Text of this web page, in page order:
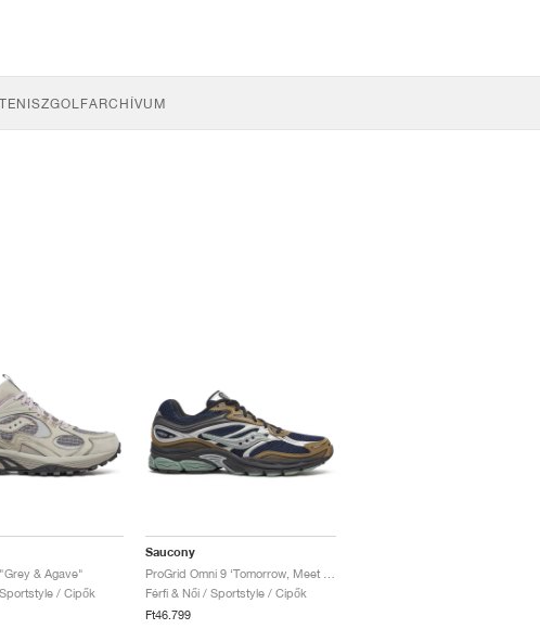
TENISZGOLFARCHÍVUM
& Agave"
/ Cipők
Saucony
Férfi & Női / Sportstyle / Cipők
Ft46.799